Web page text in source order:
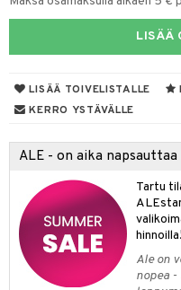
LISÄÄ
LISÄÄ TOIVELISTALLE
KERRO YSTÄVÄLLE
ALE - on aika
Tartu
hinnoilla!
Ale on
nopea -
& Vihannesveitset
tarvikkeita
tekstiilit
koristelu
säilytys
tekstiilit
Saalit
& Koukut